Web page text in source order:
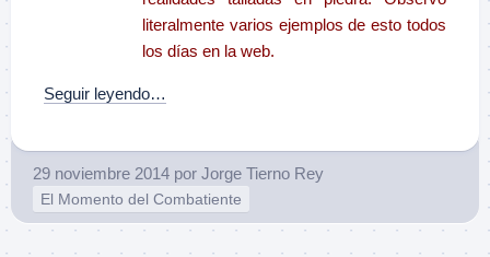
literalmente varios ejemplos de esto todos
los días en la web.
Seguir leyendo…
29 noviembre 2014 por Jorge Tierno Rey
El Momento del Combatiente